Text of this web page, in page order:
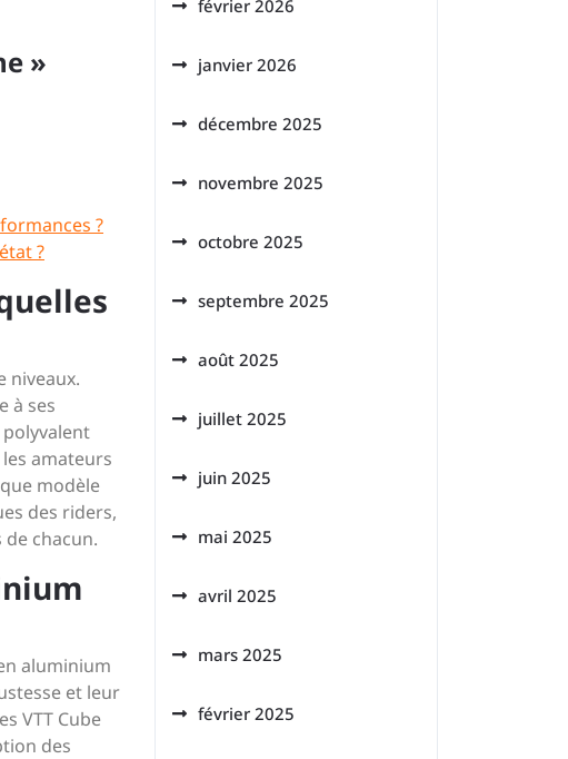
»
?
?
niveaux.
à ses
amateurs
modèle
des riders,
chacun.
aluminium
et leur
VTT Cube
des
février 2026
janvier 2026
décembre 2025
novembre 2025
octobre 2025
septembre 2025
août 2025
juillet 2025
juin 2025
mai 2025
avril 2025
mars 2025
février 2025